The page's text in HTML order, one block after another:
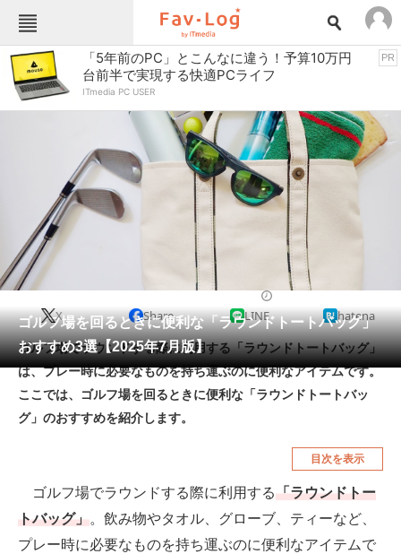
Fav-Logカテゴリー一覧
TOP アウトドア用品
インテリア・収納 おもちゃ・ホビー
キッチン家電
キッチン用品 ゲーム
コンテンツ・サービス スイーツ・お菓子
スポーツ・レジャー スマホ・携帯電話
パソコン・タブレット ファッション
ペット 家電
工具・DIY 本・DVD・CD
生活家電 生活用品
空調・季節家電
釣り具・釣り用品 食品・飲料・お酒
「5年前のPC」とこんなに違う！予算10万円
台前半で実現する快適PCライフ
ITmedia PC USER
PR
ゴルフ場を回るときに便利な「ラウンドトートバッグ」
おすすめ3選【2025年7月版】
X Share LINE hatena
ゴルフ場でラウンドする際に利用する「ラウンドトートバッグ」
は、プレー時に必要なものを持ち運ぶのに便利なアイテムです。
ここでは、ゴルフ場を回るときに便利な「ラウンドトートバッ
グ」のおすすめを紹介します。
目次を表示
ゴルフ場でラウンドする際に利用する「ラウンドトー
トバッグ」。飲み物やタオル、グローブ、ティーなど、
プレー時に必要なものを持ち運ぶのに便利なアイテムで